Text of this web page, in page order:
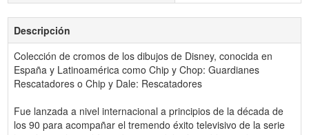
Descripción
Colección de cromos de los dibujos de Disney, conocida en
España y Latinoamérica como Chip y Chop: Guardianes
Rescatadores o Chip y Dale: Rescatadores
Fue lanzada a nivel internacional a principios de la década de
los 90 para acompañar el tremendo éxito televisivo de la serie